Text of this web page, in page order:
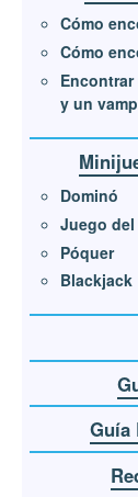
Cómo
Cómo
y un
Dominó
Juego
Póquer
Blackjack
Guía